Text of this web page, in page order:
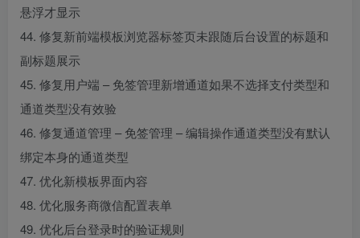
悬浮才显示
44. 修复新前端模板浏览器标签页未跟随后台设置的标题和
副标题展示
45. 修复用户端 – 免签管理新增通道如果不选择支付类型和
通道类型没有效验
46. 修复通道管理 – 免签管理 – 编辑操作通道类型没有默认
绑定本身的通道类型
47. 优化新模板界面内容
48. 优化服务商微信配置表单
49. 优化后台登录时的验证规则